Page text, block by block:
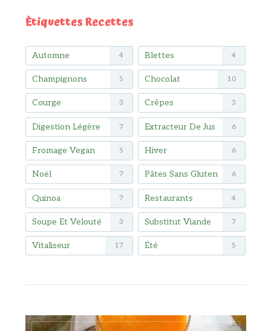
Étiquettes Recettes
Automne 4 Blettes 4
Champignons 5 Chocolat 10
Courge 3 Crêpes 3
Digestion Légère 7 Extracteur De Jus 6
Fromage Vegan 5 Hiver 6
Noël 7 Pâtes Sans Gluten 6
Quinoa 7 Restaurants 4
Soupe Et Velouté 3 Substitut Viande 7
Vitaliseur 17 Été 5